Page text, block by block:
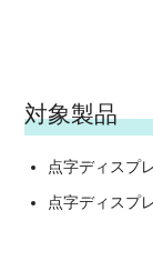
対象製品
点字ディスプ
点字ディスプ